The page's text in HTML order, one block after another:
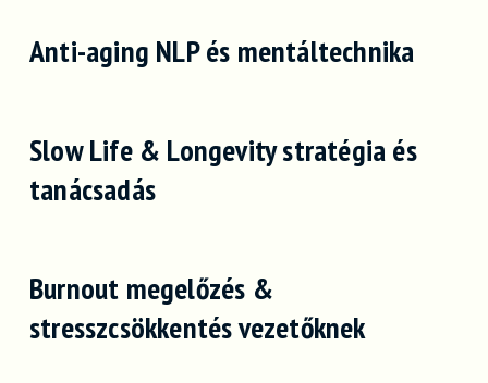
Anti-aging NLP és mentáltechnika
Slow Life & Longevity stratégia és
tanácsadás
Burnout megelőzés &
stresszcsökkentés vezetőknek